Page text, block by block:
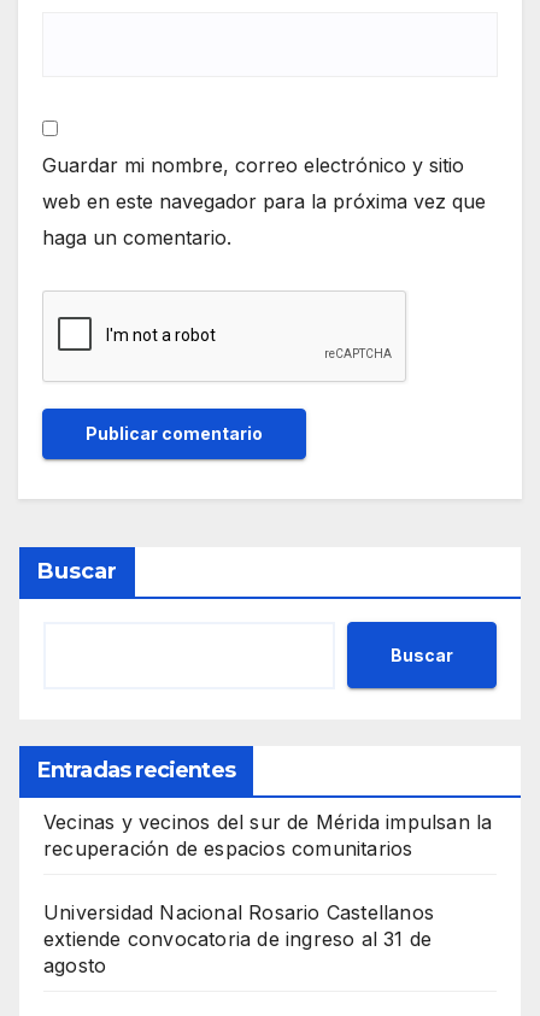
Guardar mi nombre, correo electrónico y sitio
web en este navegador para la próxima vez que
haga un comentario.
Buscar
Buscar
Entradas recientes
Vecinas y vecinos del sur de Mérida impulsan la
recuperación de espacios comunitarios
Universidad Nacional Rosario Castellanos
extiende convocatoria de ingreso al 31 de
agosto